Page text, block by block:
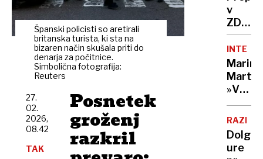
Španski policisti so aretirali
britanska turista, ki sta na
bizaren način skušala priti do
denarja za počitnice.
Simbolična fotografija:
Reuters
Posnetek
groženj
razkril
27.
02.
2026,
08.42
TAK
leto,
rešitev
a je
v
Evropi
še ni
v
ZDA:
Putin
bi
lahko
Nato,
tarče
Marina
»V
eni
roki
nosiš
žalost,
v
Dolge
ure